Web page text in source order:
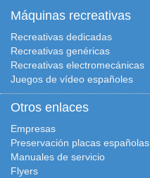
Máquinas recreativas
Recreativas dedicadas
Recreativas genéricas
Recreativas electromecánicas
Juegos de vídeo españoles
Otros enlaces
Empresas
Preservación placas españolas
Manuales de servicio
Flyers